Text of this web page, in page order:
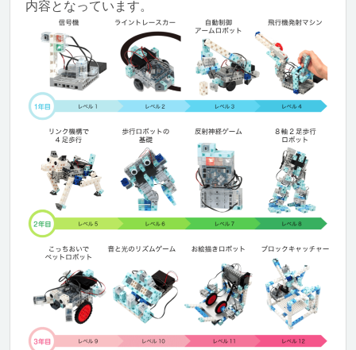
内容となっています。